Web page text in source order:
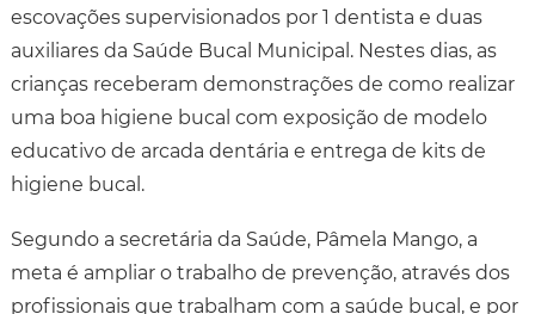
escovações supervisionados por 1 dentista e duas
auxiliares da Saúde Bucal Municipal. Nestes dias, as
crianças receberam demonstrações de como realizar
uma boa higiene bucal com exposição de modelo
educativo de arcada dentária e entrega de kits de
higiene bucal.
Segundo a secretária da Saúde, Pâmela Mango, a
meta é ampliar o trabalho de prevenção, através dos
profissionais que trabalham com a saúde bucal, e por